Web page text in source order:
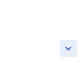
keyboard_arrow_down